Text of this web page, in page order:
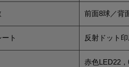
前面8球／背
ト 反射ドット
赤色LED22